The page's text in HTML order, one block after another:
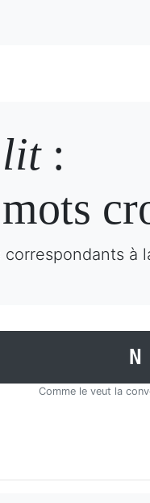
lit:
Comme le veut la